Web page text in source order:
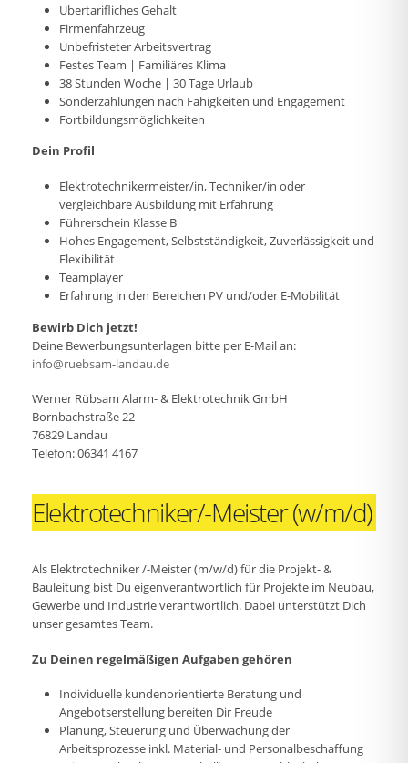
Übertarifliches Gehalt
Firmenfahrzeug
Unbefristeter Arbeitsvertrag
Festes Team | Familiäres Klima
38 Stunden Woche | 30 Tage Urlaub
Sonderzahlungen nach Fähigkeiten und Engagement
Fortbildungsmöglichkeiten
Dein Profil
Elektrotechnikermeister/in, Techniker/in oder
vergleichbare Ausbildung mit Erfahrung
Führerschein Klasse B
Hohes Engagement, Selbstständigkeit, Zuverlässigkeit und
Flexibilität
Teamplayer
Erfahrung in den Bereichen PV und/oder E-Mobilität
Bewirb Dich jetzt!
Deine Bewerbungsunterlagen bitte per E-Mail an:
info@ruebsam-landau.de
Werner Rübsam Alarm- & Elektrotechnik GmbH
Bornbachstraße 22
76829 Landau
Telefon: 06341 4167
Elektrotechniker/-Meister (w/m/d)
Als Elektrotechniker /-Meister (m/w/d) für die Projekt- &
Bauleitung bist Du eigenverantwortlich für Projekte im Neubau,
Gewerbe und Industrie verantwortlich. Dabei unterstützt Dich
unser gesamtes Team.
Zu Deinen regelmäßigen Aufgaben gehören
Individuelle kundenorientierte Beratung und
Angebotserstellung bereiten Dir Freude
Planung, Steuerung und Überwachung der
Arbeitsprozesse inkl. Material- und Personalbeschaffung